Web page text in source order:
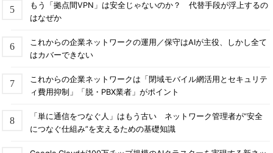
もう「拠点間VPN」は安全じゃないのか？ 代替手段が浮上するの
はなぜか
これからの企業ネットワークの運用／保守はAIが主役、しかし全て
はカバーできない
これからの企業ネットワークは「閉域モバイル網活用とセキュリテ
ィ費用抑制」「脱・PBX業者」がポイント
「単に通信をつなぐ人」はもう古い ネットワーク管理者が“安全
につなぐ仕組み”を支えるための基礎知識